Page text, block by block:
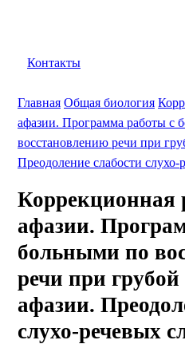
Контакты
Главная Общая биология
афазии. Программа работы с
восстановлению речи при
Преодоление слабости слухо-
Коррекционная
афазии.
больными по
речи при грубой
афазии.
слухо-речевых